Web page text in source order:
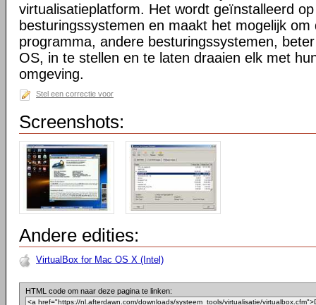
virtualisatieplatform. Het wordt geïnstalleerd
besturingssystemen en maakt het mogelijk om
programma, andere besturingssystemen,
OS, in te stellen en te laten draaien elk met
omgeving.
Stel een correctie voor
Screenshots:
Andere edities:
VirtualBox for Mac OS X (Intel)
HTML code om naar deze pagina te linken: